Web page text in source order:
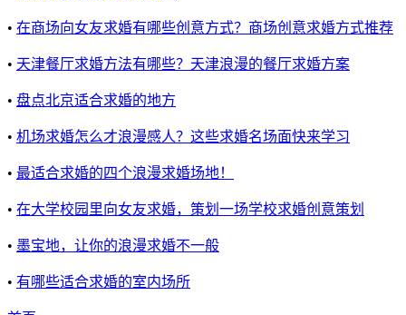
• 在商场向女友求婚有哪些创意方式？商场创意求婚方式推荐
• 天津餐厅求婚方法有哪些？天津浪漫的餐厅求婚方案
• 盘点北京适合求婚的地方
• 机场求婚怎么才浪漫感人？这些求婚名场面快来学习
• 最适合求婚的四个浪漫求婚场地！
• 在大学校园里向女友求婚，策划一场学校求婚创意策划
• 墨宝地，让你的浪漫求婚不一般
• 有哪些适合求婚的室内场所